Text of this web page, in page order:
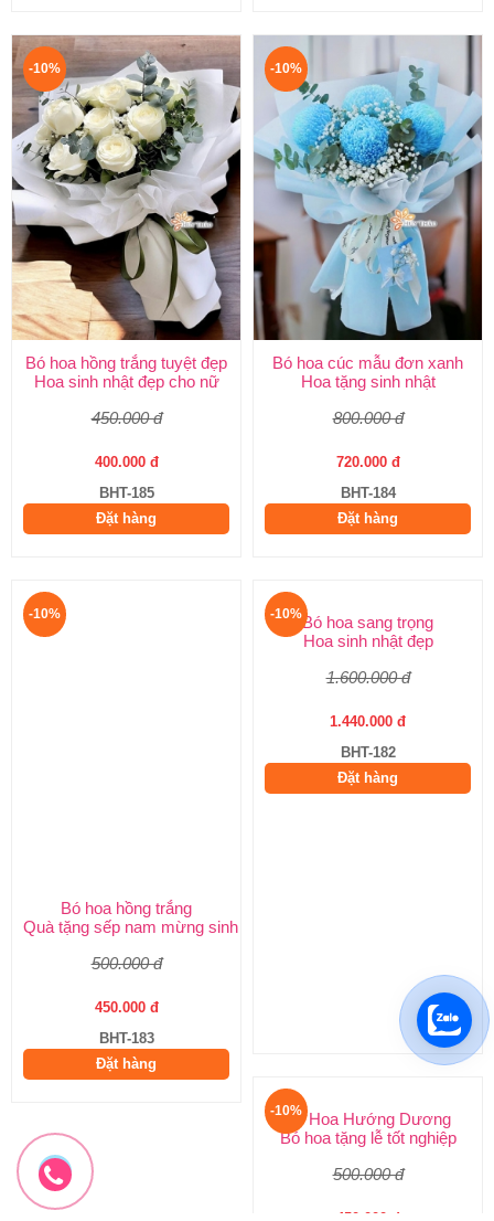
-10%
Bó hoa hồng trắng tuyệt đẹp
Hoa sinh nhật đẹp cho nữ
450.000 đ
400.000 đ
BHT-185
Đặt hàng
-10%
Bó hoa cúc mẫu đơn xanh
Hoa tặng sinh nhật
800.000 đ
720.000 đ
BHT-184
Đặt hàng
-10%
Bó hoa hồng trắng
Quà tặng sếp nam mừng sinh nhật
500.000 đ
450.000 đ
BHT-183
Đặt hàng
-10%
1.440.000 đ
-10%